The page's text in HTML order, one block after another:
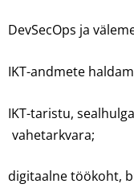
DevSecOps ja
IKT-andmete
IKT-taristu,
vahetarkvara;
digitaalne töökoht,